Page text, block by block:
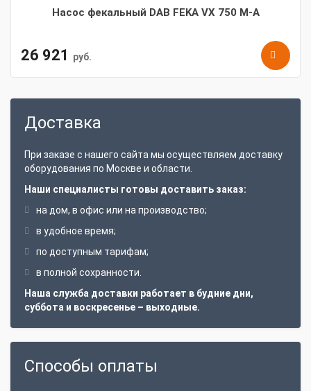
Насос фекальный DAB FEKA VX 750 M-A
26 921 руб.
Доставка
При заказе с нашего сайта мы осуществляем доставку
оборудования по Москве и области.
Наши специалисты готовы доставить заказ:
на дом, в офис или на производство;
в удобное время;
по доступным тарифам;
в полной сохранности.
Наша служба доставки работает в будние дни,
суббота и воскресенье – выходные.
Способы оплаты